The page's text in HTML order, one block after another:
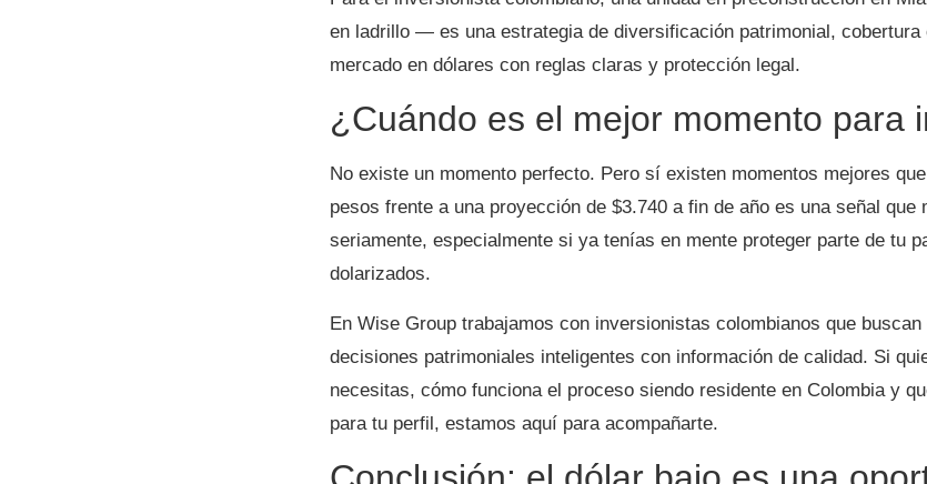
en ladrillo — es una estrategia de diversificación patrimonial,
mercado en dólares con reglas claras y protección legal.
¿Cuándo es el mejor momento para
No existe un momento perfecto. Pero sí existen momentos mejores
pesos frente a una proyección de $3.740 a fin de año es una señal que
seriamente, especialmente si ya tenías en mente proteger parte de tu
dolarizados.
En Wise Group trabajamos con inversionistas colombianos que
decisiones patrimoniales inteligentes con información de calidad. Si
necesitas, cómo funciona el proceso siendo residente en Colombia y
para tu perfil, estamos aquí para acompañarte.